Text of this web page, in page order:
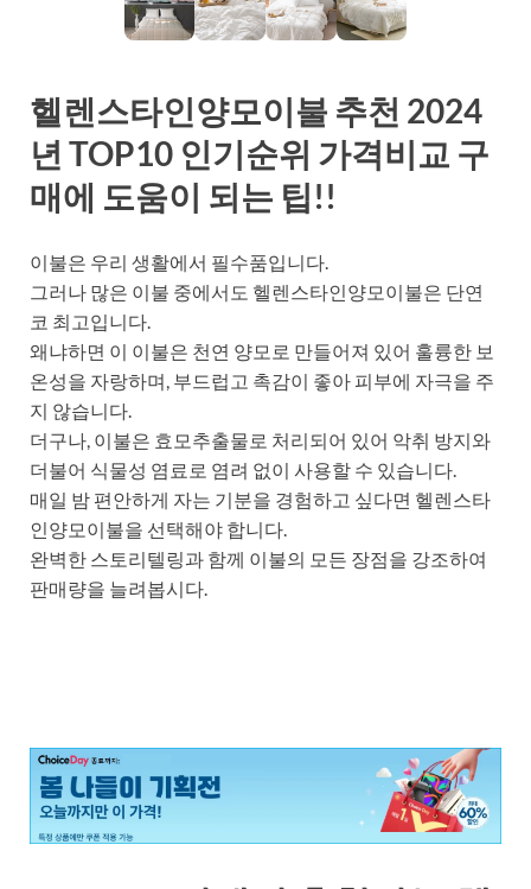
헬렌스타인양모이불 추천 2024
년 TOP10 인기순위 가격비교 구
매에 도움이 되는 팁!!
이불은 우리 생활에서 필수품입니다.
그러나 많은 이불 중에서도 헬렌스타인양모이불은 단연
코 최고입니다.
왜냐하면 이 이불은 천연 양모로 만들어져 있어 훌륭한 보
온성을 자랑하며, 부드럽고 촉감이 좋아 피부에 자극을 주
지 않습니다.
더구나, 이불은 효모추출물로 처리되어 있어 악취 방지와
더불어 식물성 염료로 염려 없이 사용할 수 있습니다.
매일 밤 편안하게 자는 기분을 경험하고 싶다면 헬렌스타
인양모이불을 선택해야 합니다.
완벽한 스토리텔링과 함께 이불의 모든 장점을 강조하여
판매량을 늘려봅시다.